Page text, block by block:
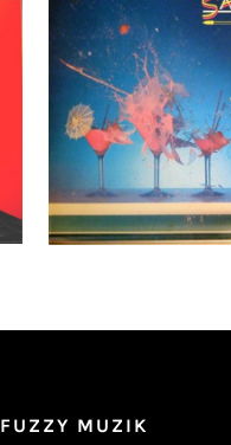
Sad Café – Sad
Shrink Top
Ajouter au
panier
FUZZY MUZIK